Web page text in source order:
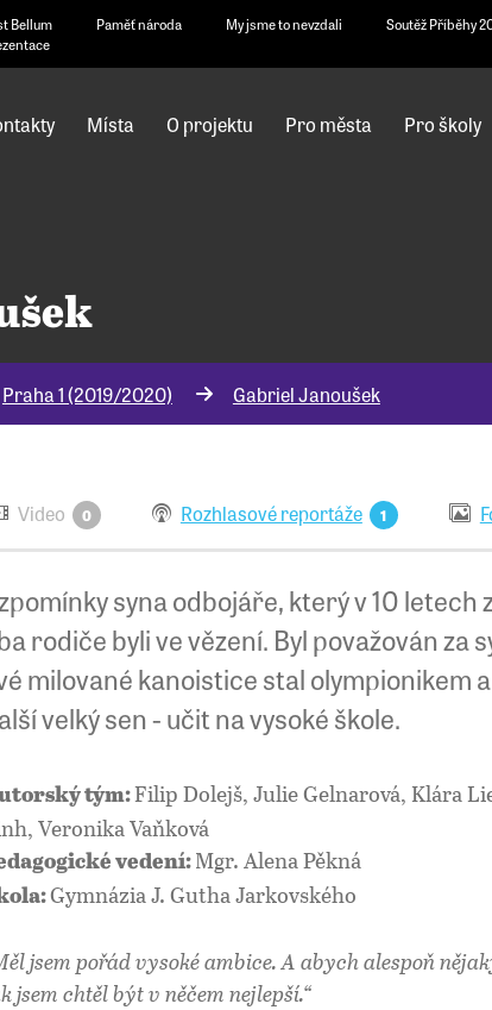
Bellum Paměť národa My jsme to nevzdali Soutěž Příběhy
Místa O projektu Pro města Pro školy
Praha 1 (2019/2020) Gabriel Janoušek
Video 0 Rozhlasové reportáže 1
syna odbojáře, který v 10
rodiče byli ve vězení. Byl považován za
milované kanoistice stal olympionikem
velký sen - učit na vysoké škole.
tým:Filip Dolejš, Julie Gelnarová, Klára
Veronika Vaňková
vedení:Mgr. Alena Pěkná
Gymnázia J. Gutha Jarkovského
jsem pořád vysoké ambice. A abych alespoň
jsem chtěl být v něčem nejlepší.“